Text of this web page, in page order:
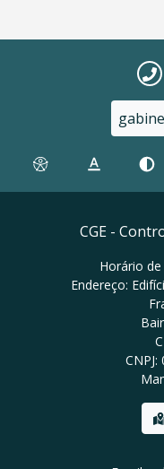
CGE -
Horário
Endereço: